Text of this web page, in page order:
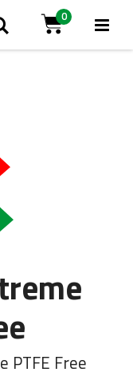
Cart
0
PTFE Free